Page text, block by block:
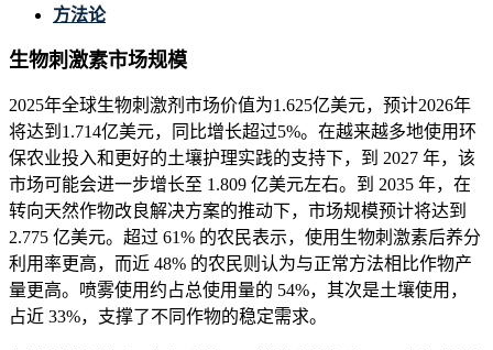
方法论
生物刺激素市场规模
2025年全球生物刺激剂市场价值为1.625亿美元，预计2026年
将达到1.714亿美元，同比增长超过5%。在越来越多地使用环
保农业投入和更好的土壤护理实践的支持下，到 2027 年，该
市场可能会进一步增长至 1.809 亿美元左右。到 2035 年，在
转向天然作物改良解决方案的推动下，市场规模预计将达到
2.775 亿美元。超过 61% 的农民表示，使用生物刺激素后养分
利用率更高，而近 48% 的农民则认为与正常方法相比作物产
量更高。喷雾使用约占总使用量的 54%，其次是土壤使用，
占近 33%，支撑了不同作物的稳定需求。